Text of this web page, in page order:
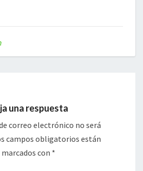
una respuesta
correo electrónico no será
campos obligatorios están
marcados con *